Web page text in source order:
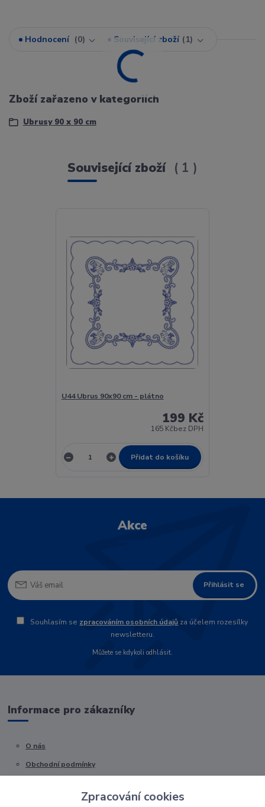
Hodnocení 0 Související zboží 1
Zboží zařazeno v kategoriích
Ubrusy 90 x 90 cm
Související zboží 1
U44 Ubrus 90x90 cm - plátno
199 Kč
165 Kčbez DPH
Přidat do košíku
Akce
Přihlásit se
Souhlasím se zpracováním osobních údajů za účelem rozesílky
newsletteru.
Můžete se kdykoli odhlásit.
Informace pro zákazníky
O nás
Obchodní podmínky
Zpracování cookies